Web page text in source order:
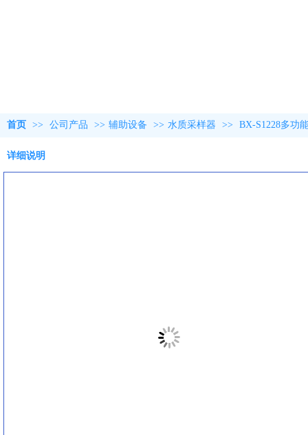
首页 >> 公司产品 >> 辅助设备 >> 水质采样器 >> BX-S1228多功
详细说明